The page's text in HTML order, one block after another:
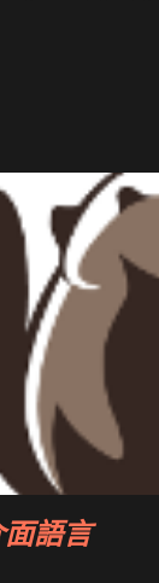
see 國內某SOC
語言